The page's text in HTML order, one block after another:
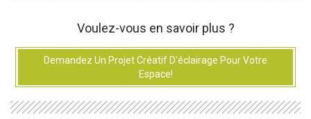
Voulez-vous en savoir plus ?
Demandez Un Projet Créatif D'éclairage Pour Votre
Espace!